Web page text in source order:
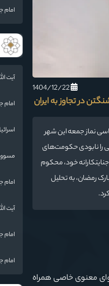
1404/12/22
در تجاوز به ایران
نماز جمعه این شهر
را نابودی حکومت‌های
خود، محکوم
رمضان، به تحلیل
معنوی خاصی همراه
اصول
امام
آیت
جهان
امام
امام
است
آیت
امام